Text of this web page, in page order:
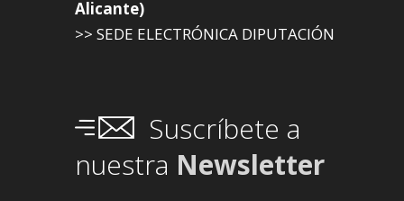
Alicante)
>> SEDE ELECTRÓNICA DIPUTACIÓN
Suscríbete a
nuestra Newsletter